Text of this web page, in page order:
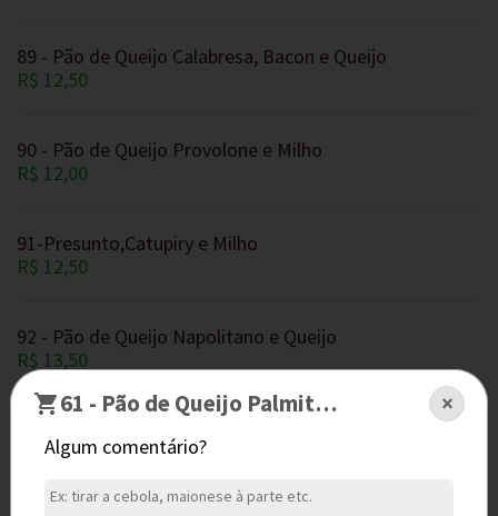
61 - Pão de Queijo Palmito, Queijo e Bacon ×
Algum comentário?
89 - Pão de Queijo Calabresa, Bacon e Queijo
R$ 12,50
90 - Pão de Queijo Provolone e Milho
R$ 12,00
91-Presunto,Catupiry e Milho
R$ 12,50
92 - Pão de Queijo Napolitano e Queijo
R$ 13,50
R$ 12,50